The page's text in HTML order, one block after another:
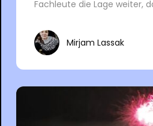
Fachleute die Lage weiter,
Mirjam Lassak